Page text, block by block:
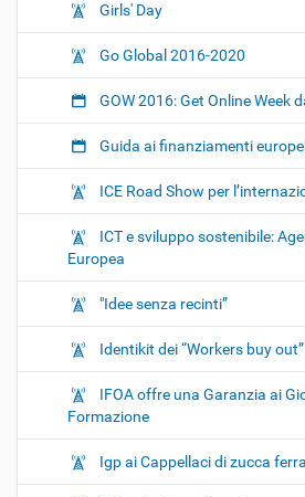
Girls' Day
Go Global 2016-2020
GOW 2016: Get Online Week
Guida ai finanziamenti
ICE Road Show per
ICT e sviluppo sostenibile:
Europea
"Idee senza recinti”
Identikit dei “Workers buy out”
IFOA offre una Garanzia ai
Formazione
Igp ai Cappellaci di zucca